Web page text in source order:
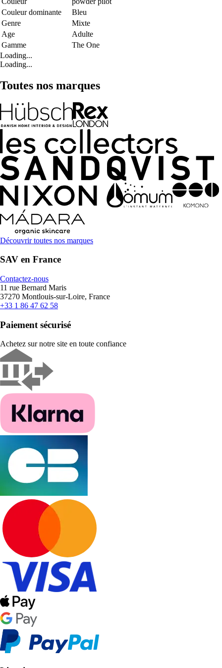
Couleur dominante
Bleu
Genre
Mixte
Age
Adulte
Gamme
The One
Loading...
Loading...
Toutes nos marques
Découvrir toutes nos marques
SAV en France
Contactez-nous
11 rue Bernard Maris
37270 Montlouis-sur-Loire, France
+33 1 86 47 62 58
Paiement sécurisé
Achetez sur notre site en toute confiance